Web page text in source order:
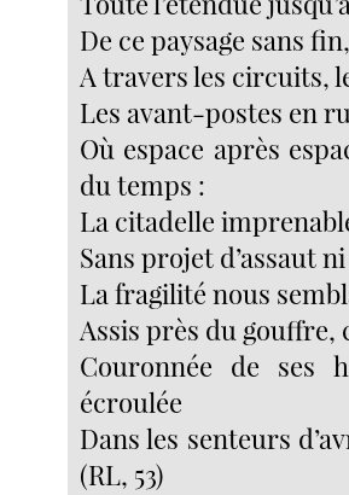
De ce paysage sans
A travers les circuits,
Les avant-postes en
Où espace après
du temps :
La citadelle
Sans projet d’assaut
La fragilité nous
Assis près du
Couronnée de ses
écroulée
Dans les senteurs
(RL, 53)